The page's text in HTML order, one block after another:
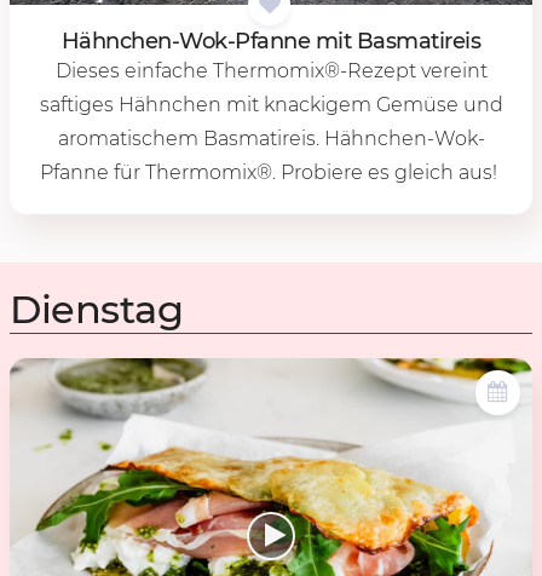
Hähn­chen-Wok-Pfan­ne mit Bas­ma­ti­reis
Dieses einfache Thermomix®-Rezept vereint
saftiges Hähnchen mit knackigem Gemüse und
aromatischem Basmatireis. Hähnchen-Wok-
Pfanne für Thermomix®. Probiere es gleich aus!
Dienstag